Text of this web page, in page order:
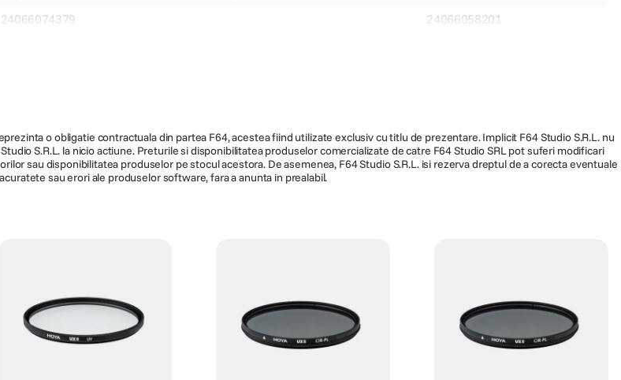
24066074379 24066058201
o obligatie contractuala din partea F64, acestea fiind utilizate exclusiv cu titlu de prezentare. Implicit F64 Studio S.R.L. nu
S.R.L. la nicio actiune. Preturile si disponibilitatea produselor comercializate de catre F64 Studio SRL pot suferi modificari
sau disponibilitatea produselor pe stocul acestora. De asemenea, F64 Studio S.R.L. isi rezerva dreptul de a corecta eventuale
sau erori ale produselor software, fara a anunta in prealabil.